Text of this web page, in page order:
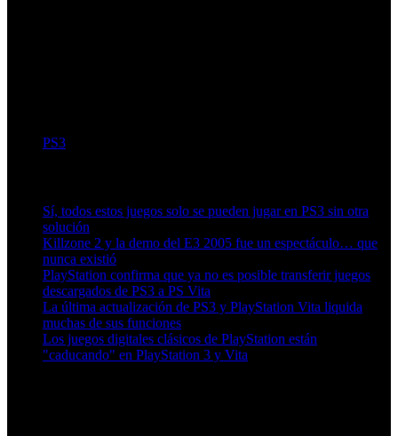
PS3
Sí, todos estos juegos solo se pueden jugar en PS3 sin otra
solución
Killzone 2 y la demo del E3 2005 fue un espectáculo… que
nunca existió
PlayStation confirma que ya no es posible transferir juegos
descargados de PS3 a PS Vita
La última actualización de PS3 y PlayStation Vita liquida
muchas de sus funciones
Los juegos digitales clásicos de PlayStation están
"caducando" en PlayStation 3 y Vita